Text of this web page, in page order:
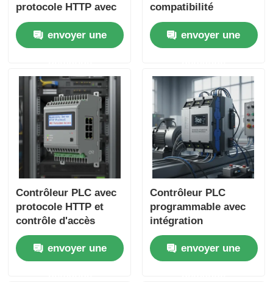
protocole HTTP avec
protocole de
communication activé
par la sécurité et
interdites 403
envoyer une
compatibilité
multiprotocole et
interface HMI
intégrée pour une
industrielle
transparente
envoyer une
Contrôleur PLC avec
protocole HTTP et
contrôle d'accès
interdit 403 pour une
automatisation
industrielle sécurisée
envoyer une
Contrôleur PLC
programmable avec
intégration
transparente
améliorant l'efficacité
de la production et
envoyer une